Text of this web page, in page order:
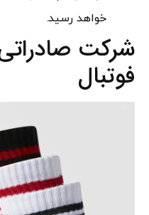
خواهد رسید.
شرکت
فوتبال